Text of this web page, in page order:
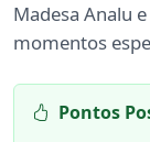
Madesa Analu
momentos
Pontos